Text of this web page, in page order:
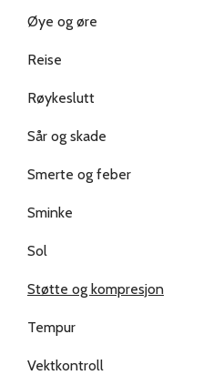
Øye og øre
Reise
Røykeslutt
Sår og skade
Smerte og feber
Sminke
Sol
Støtte og kompresjon
Tempur
Vektkontroll